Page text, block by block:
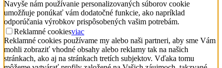
Navyše nám používanie personalizovaných súborov cookie
umožňuje ponúkať vám dodatočné funkcie, ako napríklad
odporúčania výrobkov prispôsobených vašim potrebám.
Reklamné cookiesviac
Reklamné cookies používame my alebo naši partneri, aby sme Vám
mohli zobraziť vhodné obsahy alebo reklamy tak na našich
stránkach, ako aj na stránkach tretích subjektov. Vďaka tomu